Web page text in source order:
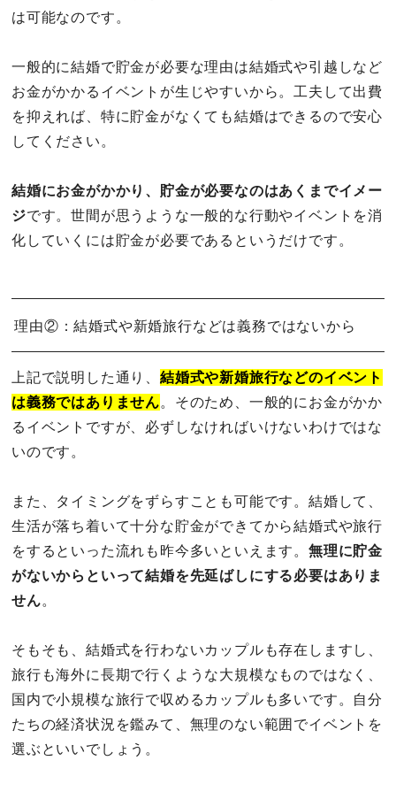
は可能なのです。
一般的に結婚で貯金が必要な理由は結婚式や引越しなど
お金がかかるイベントが生じやすいから。工夫して出費
を抑えれば、特に貯金がなくても結婚はできるので安心
してください。
結婚にお金がかかり、貯金が必要なのはあくまでイメー
ジです。世間が思うような一般的な行動やイベントを消
化していくには貯金が必要であるというだけです。
理由②：結婚式や新婚旅行などは義務ではないから
上記で説明した通り、 結婚式や新婚旅行などのイベント
は義務ではありません。そのため、一般的にお金がかか
るイベントですが、必ずしなければいけないわけではな
いのです。
また、タイミングをずらすことも可能です。結婚して、
生活が落ち着いて十分な貯金ができてから結婚式や旅行
をするといった流れも昨今多いといえます。 無理に貯金
がないからといって結婚を先延ばしにする必要はありま
せん。
そもそも、結婚式を行わないカップルも存在しますし、
旅行も海外に長期で行くような大規模なものではなく、
国内で小規模な旅行で収めるカップルも多いです。自分
たちの経済状況を鑑みて、無理のない範囲でイベントを
選ぶといいでしょう。